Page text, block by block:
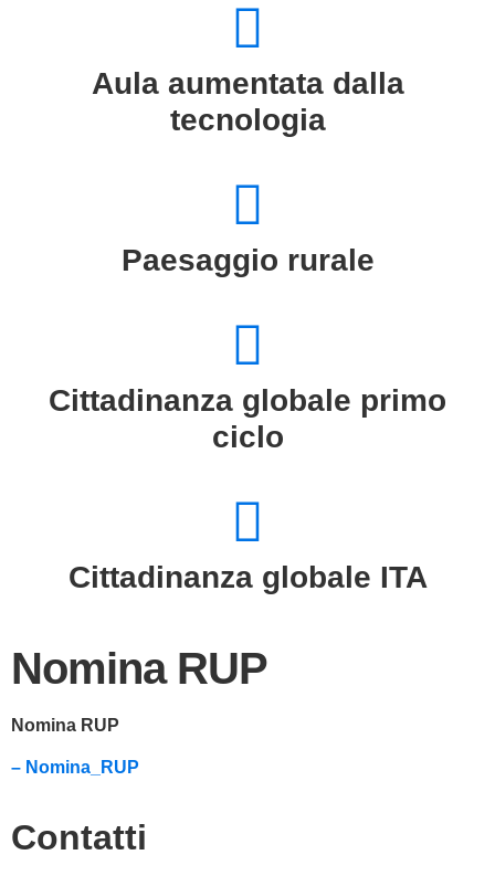
Aula aumentata dalla
tecnologia
Paesaggio rurale
Cittadinanza globale primo
ciclo
Cittadinanza globale ITA
Nomina RUP
Nomina RUP
– Nomina_RUP
Contatti